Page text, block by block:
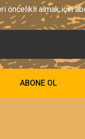
öncelikli almak için